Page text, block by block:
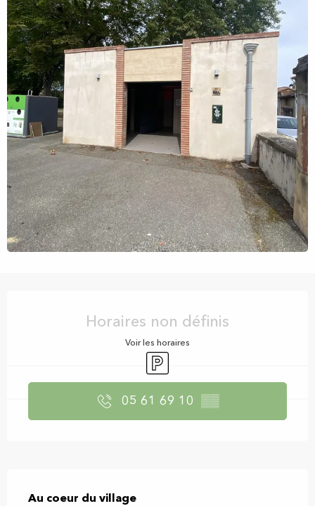
Horaires non définis
Voir les horaires
Parking
05 61 69 10 ▒▒
Au coeur du village